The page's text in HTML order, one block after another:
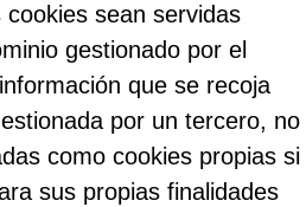
sean servidas
gestionado por el
que se recoja
por un tercero, no
como cookies propias si
sus propias finalidades